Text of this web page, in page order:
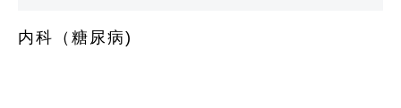
内科（糖尿病)